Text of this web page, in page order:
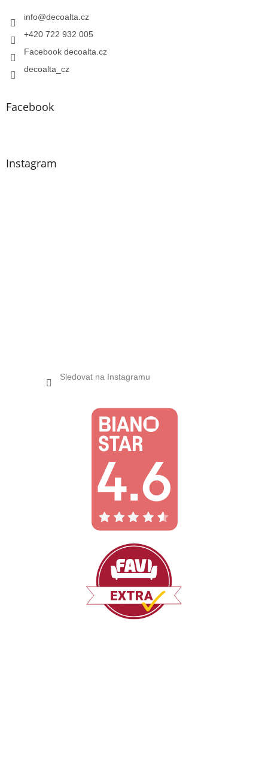
info@decoalta.cz
+420 722 932 005
Facebook decoalta.cz
decoalta_cz
Facebook
Instagram
Sledovat na Instagramu